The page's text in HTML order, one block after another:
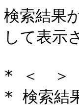
検索結果
して表示
* ＜　＞
* 検索結